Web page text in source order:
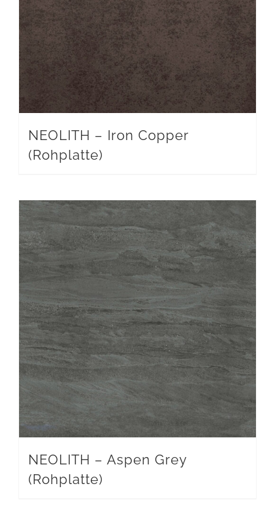
NEOLITH – Iron Copper
(Rohplatte)
NEOLITH – Aspen Grey
(Rohplatte)